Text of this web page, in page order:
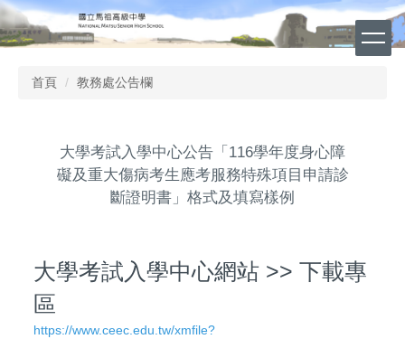
跳
到
主
首頁 教務處公告欄
大學考試入學中心公告「116學年度身心障
礙及重大傷病考生應考服務特殊項目申請診
斷證明書」格式及填寫樣例
大學考試入學中心網站 >> 下載專
區
https://www.ceec.edu.tw/xmfile?